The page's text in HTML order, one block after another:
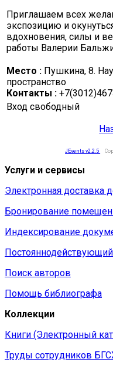
Приглашаем всех
экспозицию и
вдохновения, силы и
работы Валерии
Место : Пушкина, 8.
пространство
Контакты :
Вход свободный
JEvents v2.2.5
Услуги и сервисы
Электронная доставка
Бронирование
Индексирование
Поиск авторов
Помощь библиографа
Коллекции
Книги (Электронный
Труды сотрудников